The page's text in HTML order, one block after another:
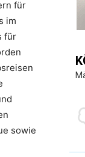
für
im
für
sowie